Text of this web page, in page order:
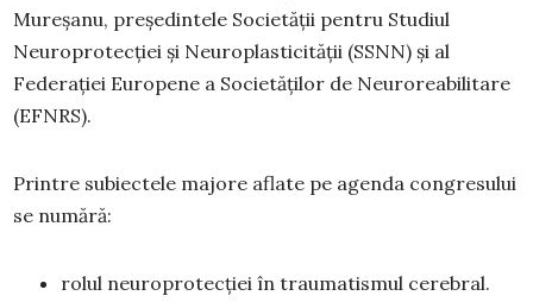
Mureșanu, președintele Societăţii pentru Studiul
Neuroprotecţiei şi Neuroplasticităţii (SSNN) şi al
Federaţiei Europene a Societăţilor de Neuroreabilitare
(EFNRS).
Printre subiectele majore aflate pe agenda congresului
se numără:
rolul neuroprotecției în traumatismul cerebral.